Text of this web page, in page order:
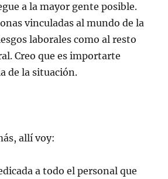
a la mayor gente posible.
vinculadas al mundo de la
laborales como al resto
Creo que es importarte
de la situación.
allí voy:
a todo el personal que